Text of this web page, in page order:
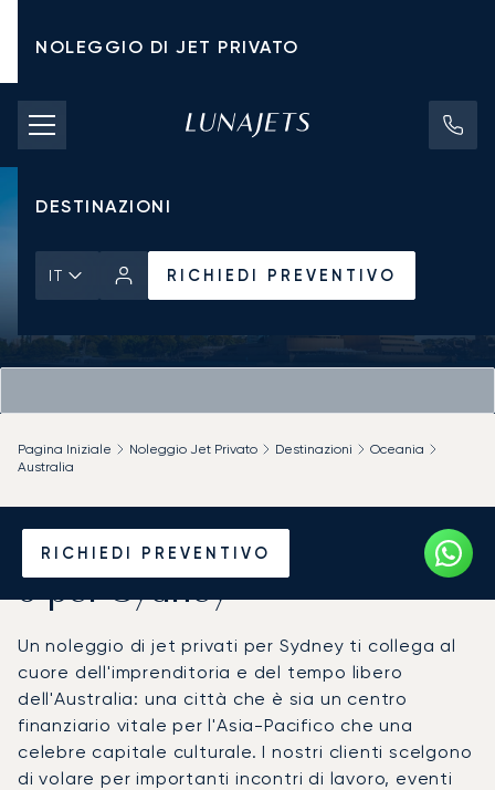
NOLEGGIO DI JET PRIVATO
TARIFFE DI NOLEGGIO
JET PRIVATI
DESTINAZIONI
IT RICHIEDI PREVENTIVO
RICHIEDI PREVENTIVO
Pagina Iniziale Noleggio Jet Privato Destinazioni
Oceania
Australia
Noleggia un Jet Privato da
o per Sydney
Un noleggio di jet privati per Sydney ti collega al
cuore dell'imprenditoria e del tempo libero
dell'Australia: una città che è sia un centro
finanziario vitale per l'Asia-Pacifico che una
celebre capitale culturale. I nostri clienti scelgono
di volare per importanti incontri di lavoro, eventi